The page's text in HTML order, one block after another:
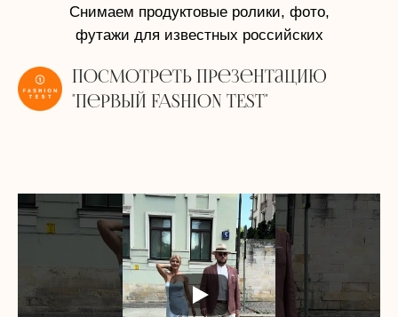
Посмотреть презентацию
"Первый FASHION TEST"